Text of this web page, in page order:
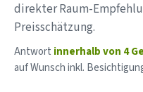
direkter Raum-
Preisschätzung.
Antwort innerhalb von 4
auf Wunsch inkl.